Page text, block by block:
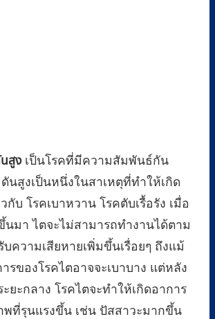
สูงเป็นโรคที่มีความสัมพันธ์กัน
นสูงเป็นหนึ่งในสาเหตุที่ทำให้เกิด
กับ โรคเบาหวาน โรคตับเรื้อรัง เมื่อ
นมา ไตจะไม่สามารถทำงานได้ตาม
บความเสียหายเพิ่มขึ้นเรื่อยๆ ถึงแม้
รของโรคไตอาจจะเบาบาง แต่หลัง
ยะกลาง โรคไตจะทำให้เกิดอาการ
พที่รุนแรงขึ้น เช่น ปัสสาวะมากขึ้น